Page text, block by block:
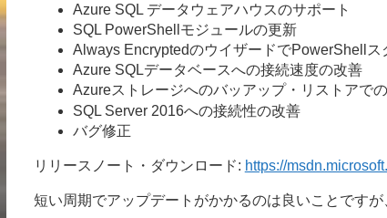
Azure SQL データウェアハウスのサポート
SQL PowerShellモジュールの更新
Always EncryptedのウイザードでPowerShellス
Azure SQLデータベースへの接続速度の改善
Azureストレージへのバッアップ・リストアで
SQL Server 2016への接続性の改善
バグ修正
リリースノート・ダウンロード: https://
短い周期でアップデートがかかるのは良いことです